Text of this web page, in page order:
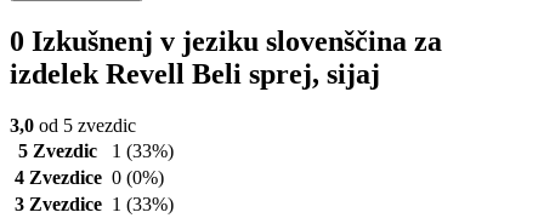
0 Izkušnenj v jeziku slovenščina za
izdelek Revell Beli sprej, sijaj
3,0 od 5 zvezdic
5 Zvezdic
1 (33%)
4 Zvezdice 0 (0%)
3 Zvezdice 1 (33%)